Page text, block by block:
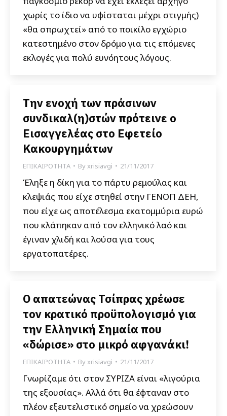
χωρίς το ίδιο να υφίσταται μέχρι στιγμής)
«θα σπρωχτεί» από το ποικίλο εγχώριο
κατεστημένο στον δρόμο για τις επόμενες
εκλογές για πολύ ευνόητους λόγους.
Την ενοχή των πράσινων
συνδικαλ(η)στών πρότεινε ο
Εισαγγελέας στο Εφετείο
Κακουργημάτων
ΕΠΙΚΑΙΡΟΤΗΤΑ Byxrisiavgi 21/11/2017
Έληξε η δίκη για το πάρτυ ρεμούλας και
κλεψιάς που είχε στηθεί στην ΓΕΝΟΠ ΔΕΗ,
που είχε ως αποτέλεσμα εκατομμύρια ευρώ
που κλάπηκαν από τον ελληνικό λαό και
έγιναν χλιδή και λούσα για τους
εργατοπατέρες.
Ο απατεώνας Τσίπρας χρέωσε
τον κρατικό προϋπολογισμό για
την Ελληνική Σημαία που
«δώρισε» στο μικρό αφγανάκι!
ΕΠΙΚΑΙΡΟΤΗΤΑ Byxrisiavgi 21/11/2017
Γνωρίζαμε ότι στον ΣΥΡΙΖΑ είναι «λιγούρια
της εξουσίας». Αλλά ότι θα έφταναν στο
πλέον εξευτελιστικό σημείο να χρεώσουν